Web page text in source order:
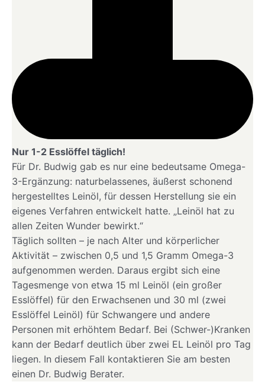
Nur 1-2 Esslöffel täglich!
Für Dr. Budwig gab es nur eine bedeutsame Omega-
3-Ergänzung: naturbelassenes, äußerst schonend
hergestelltes Leinöl, für dessen Herstellung sie ein
eigenes Verfahren entwickelt hatte. „Leinöl hat zu
allen Zeiten Wunder bewirkt.“
Täglich sollten – je nach Alter und körperlicher
Aktivität – zwischen 0,5 und 1,5 Gramm Omega-3
aufgenommen werden. Daraus ergibt sich eine
Tagesmenge von etwa 15 ml Leinöl (ein großer
Esslöffel) für den Erwachsenen und 30 ml (zwei
Esslöffel Leinöl) für Schwangere und andere
Personen mit erhöhtem Bedarf. Bei (Schwer-)Kranken
kann der Bedarf deutlich über zwei EL Leinöl pro Tag
liegen. In diesem Fall kontaktieren Sie am besten
einen Dr. Budwig Berater.